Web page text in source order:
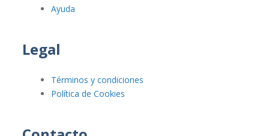
Ayuda
Legal
Términos y condiciones
Política de Cookies